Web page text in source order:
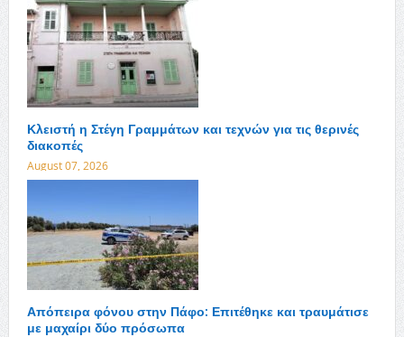
Κλειστή η Στέγη Γραμμάτων και τεχνών για τις θερινές
διακοπές
August 07, 2026
Απόπειρα φόνου στην Πάφο: Επιτέθηκε και τραυμάτισε
με μαχαίρι δύο πρόσωπα